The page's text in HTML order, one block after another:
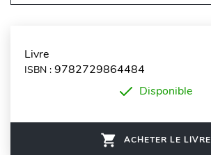
Livre
ISBN : 9782729864484
Disponible
ACHETER LE LIVRE